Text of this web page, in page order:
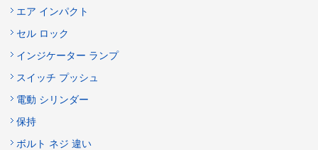
エア インパクト
セル ロック
インジケーター ランプ
スイッチ プッシュ
電動 シリンダー
保持
ボルト ネジ 違い